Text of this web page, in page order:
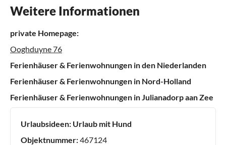
Weitere Informationen
private Homepage:
Ooghduyne 76
Ferienhäuser & Ferienwohnungen in den Niederlanden
Ferienhäuser & Ferienwohnungen in Nord-Holland
Ferienhäuser & Ferienwohnungen in Julianadorp aan Zee
Urlaubsideen: Urlaub mit Hund
Objektnummer:467124